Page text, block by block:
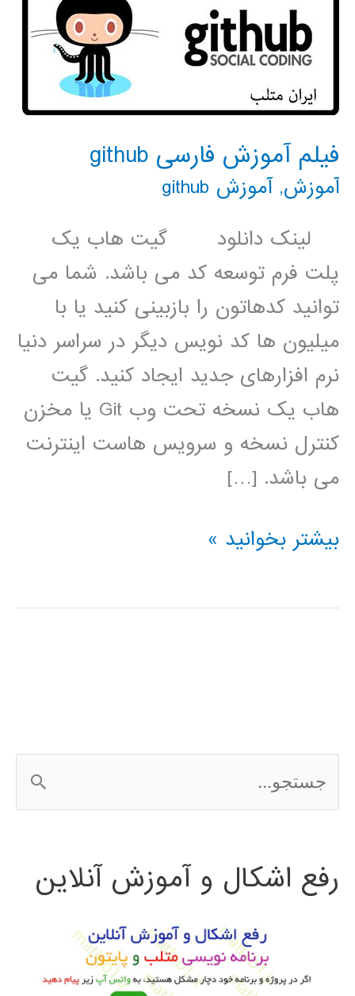
فیلم آموزش فارسی github
آموزش,آموزش github
لینک دانلود گیت هاب یک
پلت فرم توسعه کد می باشد. شما می
توانید کدهاتون را بازبینی کنید یا با
میلیون ها کد نویس دیگر در سراسر دنیا
نرم افزارهای جدید ایجاد کنید. گیت
هاب یک نسخه تحت وب Git یا مخزن
کنترل نسخه و سرویس هاست اینترنت
می باشد. […]
فیلم
فارسی
بیشتر بخوانید »
س
ج
رفع اشکال و آموزش آنلاین